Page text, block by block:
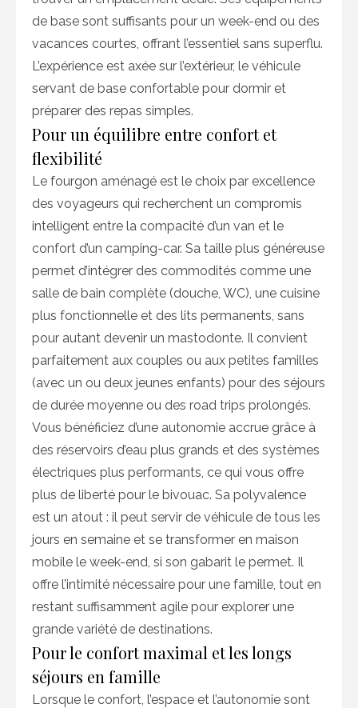
de base sont suffisants pour un week-end ou des
vacances courtes, offrant l’essentiel sans superflu.
L’expérience est axée sur l’extérieur, le véhicule
servant de base confortable pour dormir et
préparer des repas simples.
Pour un équilibre entre confort et
flexibilité
Le fourgon aménagé est le choix par excellence
des voyageurs qui recherchent un compromis
intelligent entre la compacité d’un van et le
confort d’un camping-car. Sa taille plus généreuse
permet d’intégrer des commodités comme une
salle de bain complète (douche, WC), une cuisine
plus fonctionnelle et des lits permanents, sans
pour autant devenir un mastodonte. Il convient
parfaitement aux couples ou aux petites familles
(avec un ou deux jeunes enfants) pour des séjours
de durée moyenne ou des road trips prolongés.
Vous bénéficiez d’une autonomie accrue grâce à
des réservoirs d’eau plus grands et des systèmes
électriques plus performants, ce qui vous offre
plus de liberté pour le bivouac. Sa polyvalence
est un atout : il peut servir de véhicule de tous les
jours en semaine et se transformer en maison
mobile le week-end, si son gabarit le permet. Il
offre l’intimité nécessaire pour une famille, tout en
restant suffisamment agile pour explorer une
grande variété de destinations.
Pour le confort maximal et les longs
séjours en famille
Lorsque le confort, l’espace et l’autonomie sont